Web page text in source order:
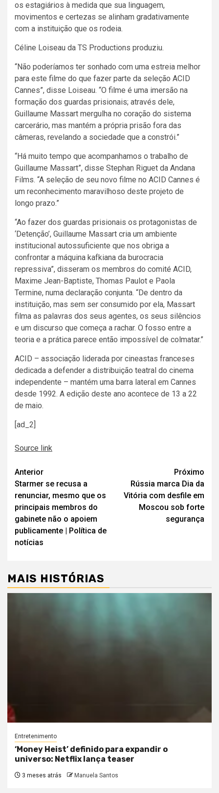
os estagiários à medida que sua linguagem,
movimentos e certezas se alinham gradativamente
com a instituição que os rodeia.
Céline Loiseau da TS Productions produziu.
“Não poderíamos ter sonhado com uma estreia melhor
para este filme do que fazer parte da seleção ACID
Cannes”, disse Loiseau. “O filme é uma imersão na
formação dos guardas prisionais; através dele,
Guillaume Massart mergulha no coração do sistema
carcerário, mas mantém a própria prisão fora das
câmeras, revelando a sociedade que a constrói.”
“Há muito tempo que acompanhamos o trabalho de
Guillaume Massart”, disse Stephan Riguet da Andana
Films. “A seleção de seu novo filme no ACID Cannes é
um reconhecimento maravilhoso deste projeto de
longo prazo.”
“Ao fazer dos guardas prisionais os protagonistas de
‘Detenção’, Guillaume Massart cria um ambiente
institucional autossuficiente que nos obriga a
confrontar a máquina kafkiana da burocracia
repressiva”, disseram os membros do comité ACID,
Maxime Jean-Baptiste, Thomas Paulot e Paola
Termine, numa declaração conjunta. “De dentro da
instituição, mas sem ser consumido por ela, Massart
filma as palavras dos seus agentes, os seus silêncios
e um discurso que começa a rachar. O fosso entre a
teoria e a prática parece então impossível de colmatar.”
ACID – associação liderada por cineastas franceses
dedicada a defender a distribuição teatral do cinema
independente – mantém uma barra lateral em Cannes
desde 1992. A edição deste ano acontece de 13 a 22
de maio.
[ad_2]
Source link
Navegação
de
artigos
Anterior
Starmer se recusa a
renunciar, mesmo que os
principais membros do
gabinete não o apoiem
publicamente | Política de
notícias
Próximo
Rússia marca Dia da
Vitória com desfile em
Moscou sob forte
segurança
MAIS HISTÓRIAS
Entretenimento
‘Money Heist’ definido para expandir o
universo: Netflix lança teaser
3 meses atrás Manuela Santos